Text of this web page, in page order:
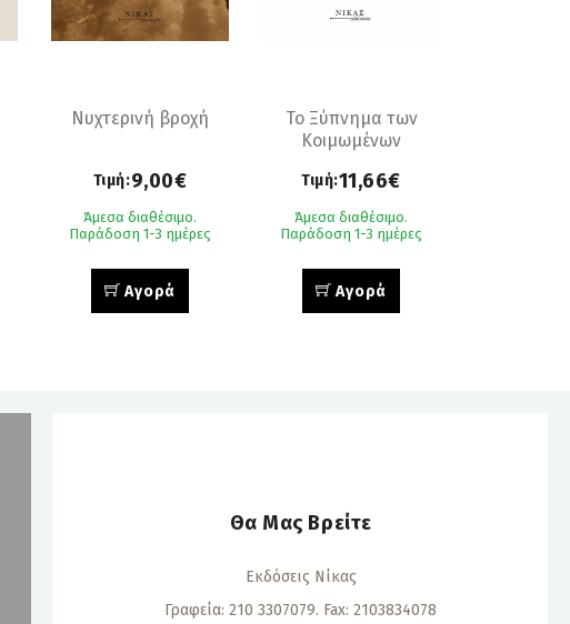
Νυχτερινή βροχή
Τιμή:9,00€
Άμεσα διαθέσιμο.
Παράδοση 1-3 ημέρες
Αγορά
Το Ξύπνημα των
Κοιμωμένων
Τιμή:11,66€
Άμεσα διαθέσιμο.
Παράδοση 1-3 ημέρες
Αγορά
Θα Μας Βρείτε
Εκδόσεις Νίκας
Γραφεία: 210 3307079. Fax: 2103834078